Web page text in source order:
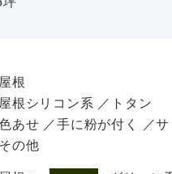
屋根
屋根シリコン系 ／トタン
あせ ／手に粉が付く ／サ
その他